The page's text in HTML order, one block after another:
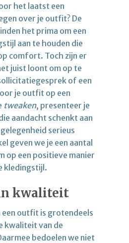
het laatst een
over je outfit? De
het prima om een
aan te houden die
comfort. Toch zijn er
juist loont om op te
of een
je outfit op een
tweaken, presenteer je
aandacht schenkt aan
serieus
geven we je een aantal
op een positieve manier
kledingstijl.
kwaliteit
een outfit is grotendeels
kwaliteit van de
bedoelen we niet